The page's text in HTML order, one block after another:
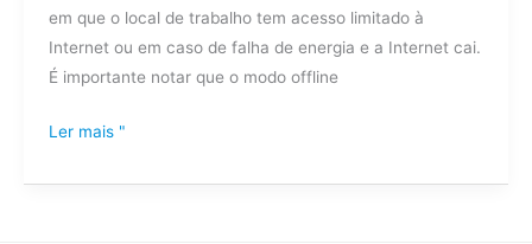
em que o local de trabalho tem acesso limitado à
Internet ou em caso de falha de energia e a Internet cai.
É importante notar que o modo offline
Ler mais "